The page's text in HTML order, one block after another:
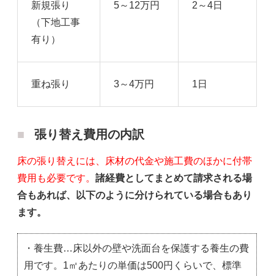
新規張り
（下地工事
有り）
5～12万円 2～4日
重ね張り 3～4万円 1日
張り替え費用の内訳
床の張り替えには、床材の代金や施工費のほかに付帯
費用も必要です。 諸経費としてまとめて請求される場
合もあれば、以下のように分けられている場合もあり
ます。
・養生費…床以外の壁や洗面台を保護する養生の費
用です。1㎡あたりの単価は500円くらいで、標準